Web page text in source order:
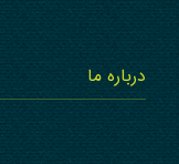
درباره ما